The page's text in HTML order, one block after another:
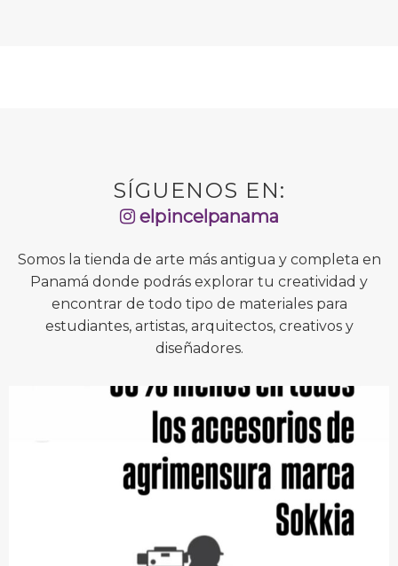
SÍGUENOS EN:
elpincelpanama
Somos la tienda de arte más antigua y completa en
Panamá donde podrás explorar tu creatividad y
encontrar de todo tipo de materiales para
estudiantes, artistas, arquitectos, creativos y
diseñadores.